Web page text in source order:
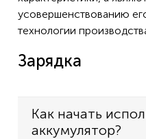
усовершенствованию
технологии
Зарядка
Как начать
аккумулятор?